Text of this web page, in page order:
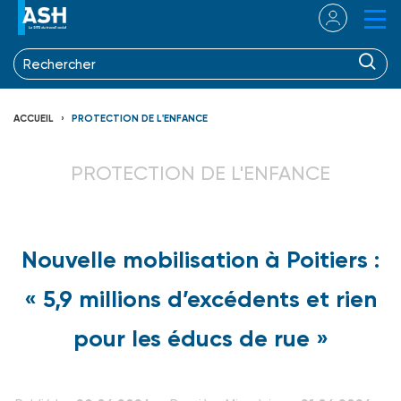
ACCUEIL PROTECTION DE L'ENFANCE
PROTECTION DE L'ENFANCE
Nouvelle mobilisation à Poitiers :
« 5,9 millions d’excédents et rien
pour les éducs de rue »